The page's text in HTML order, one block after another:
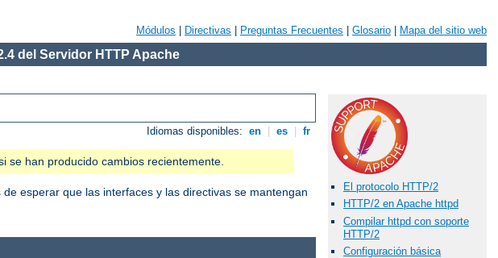
Módulos Directivas Preguntas Frecuentes Glosario Mapa del sitio web
del Servidor HTTP Apache
Idiomas disponibles: en es fr
se han producido cambios recientemente.
de esperar que las interfaces y las directivas se mantengan
El protocolo HTTP/2
HTTP/2 en Apache httpd
Compilar httpd con soporte
HTTP/2
Configuración básica